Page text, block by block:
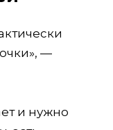
—
и нужно